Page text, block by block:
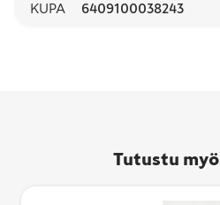
KUPA 6409100038243
Tutustu